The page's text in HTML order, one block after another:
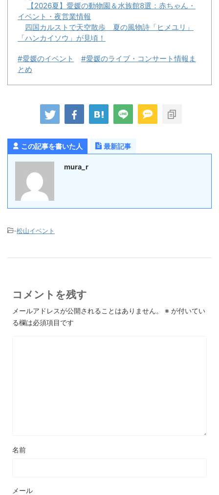
【2026夏】愛媛の動物園＆水族館8選：赤ちゃん・
イベント・夜営業情報
四国カルストで天空散歩 夏の風物詩「ヒメユリ」
「ハンカイソウ」が見頃！
#愛媛のイベント
#愛媛のライブ・コンサート情報ま
とめ
この記事を書いた人 最新記事
mura_r
-松山イベント
コメントを残す
メールアドレスが公開されることはありません。 ※ が付いてい
る欄は必須項目です
名前
メール